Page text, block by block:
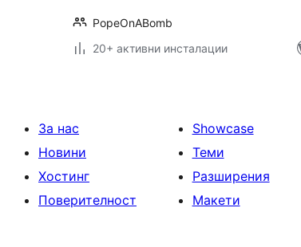
PopeOnABomb
20+ активни инсталации
За нас
Новини
Хостинг
Поверителност
Showcase
Теми
Разширения
Макети